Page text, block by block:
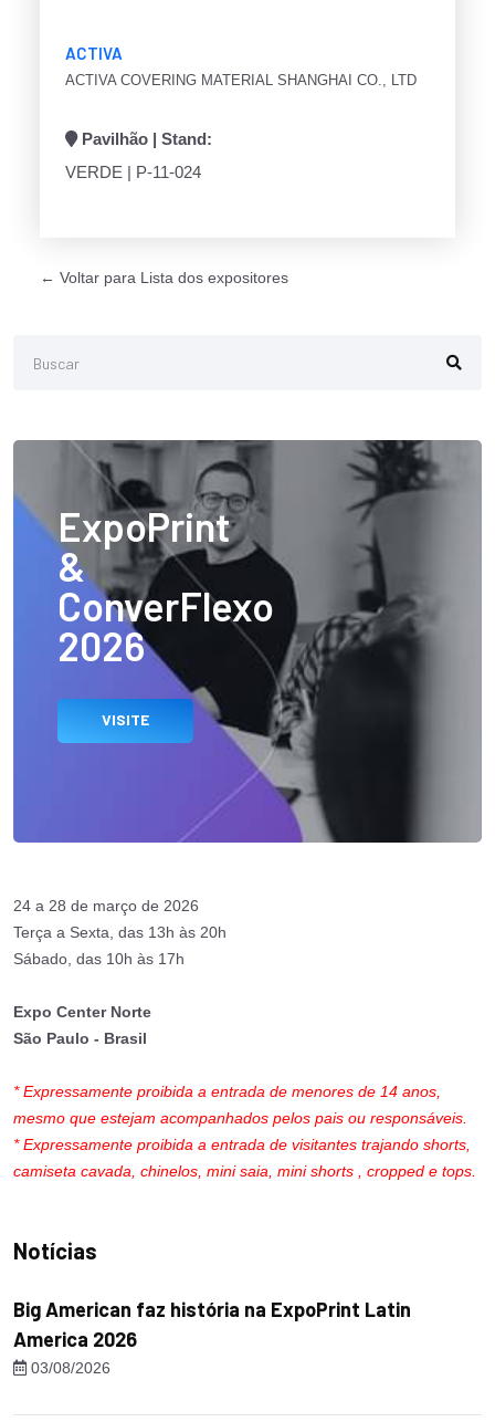
ACTIVA
ACTIVA COVERING MATERIAL SHANGHAI CO., LTD
Pavilhão | Stand:
VERDE | P-11-024
← Voltar para Lista dos expositores
ExpoPrint
&
ConverFlexo
2026
VISITE
24 a 28 de março de 2026
Terça a Sexta, das 13h às 20h
Sábado, das 10h às 17h
Expo Center Norte
São Paulo - Brasil
* Expressamente proibida a entrada de menores de 14 anos,
mesmo que estejam acompanhados pelos pais ou responsáveis.
* Expressamente proibida a entrada de visitantes trajando shorts,
camiseta cavada, chinelos, mini saia, mini shorts , cropped e tops.
Notícias
Big American faz história na ExpoPrint Latin
America 2026
03/08/2026